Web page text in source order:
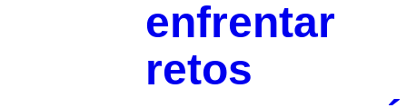
enfrentar
retos